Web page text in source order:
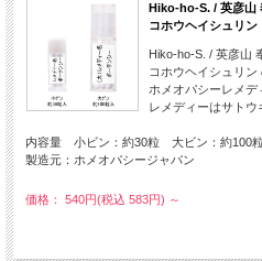
Hiko-ho-S. / 英彦山
コホウヘイシュリン
Hiko-ho-S. / 英彦山
コホウヘイシュリ
ホメオパシーレメデ
レメディーはサトウ
内容量 小ビン：約30粒 大ビン：約100
製造元：ホメオパシージャパン
価格： 540円(税込 583円) ～